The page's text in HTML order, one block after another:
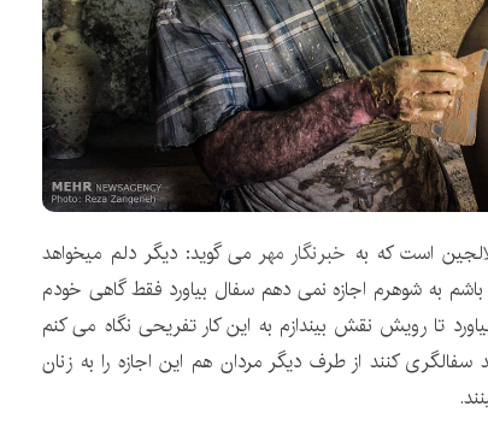
است که به خبرنگار مهر می گوید: دیگر دلم میخواهد
باشم به شوهرم اجازه نمی دهم سفال بیاورد فقط گاهی خودم
تا رویش نقش بیندازم به این کار تفریحی نگاه می کنم
سفالگری کنند از طرف دیگر مردان هم این اجازه را به زنان